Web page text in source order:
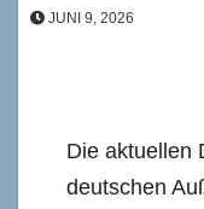
JUNI 9, 2026
Die aktuellen
deutschen